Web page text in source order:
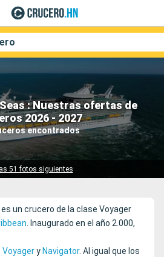
: Nuestras ofertas de
2026 - 2027
encontrados
51 fotos siguientes
un crucero de la clase Voyager
. Inaugurado en el año 2.000,
Voyagery Navigator. Al igual que los